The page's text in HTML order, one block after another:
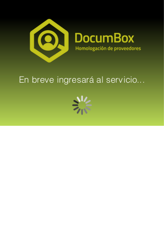
En breve ingresará al servicio...